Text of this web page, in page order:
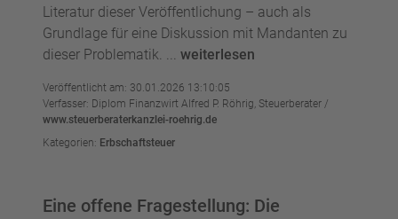
Literatur dieser Veröffentlichung – auch als
Grundlage für eine Diskussion mit Mandanten zu
dieser Problematik. ... weiterlesen
Veröffentlicht am: 30.01.2026 13:10:05
Verfasser: Diplom Finanzwirt Alfred P. Röhrig, Steuerberater /
www.steuerberaterkanzlei-roehrig.de
Kategorien: Erbschaftsteuer
Eine offene Fragestellung: Die